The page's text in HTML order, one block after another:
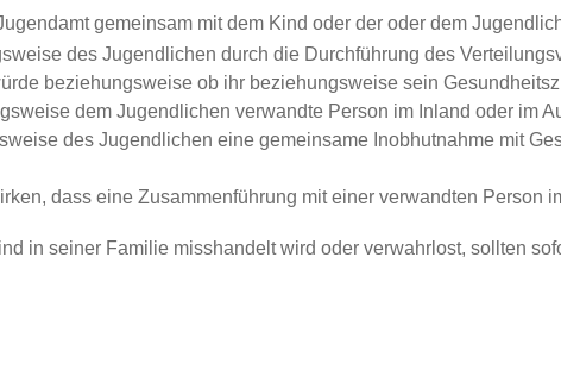
gemeinsam mit dem Kind oder der oder dem
des Jugendlichen durch die Durchführung des
beziehungsweise ob ihr beziehungsweise sein
dem Jugendlichen verwandte Person im Inland oder im
des Jugendlichen eine gemeinsame Inobhutnahme mit
dass eine Zusammenführung mit einer verwandten Person
in seiner Familie misshandelt wird oder verwahrlost, sollten